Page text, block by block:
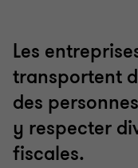
Les
transportent
des
y respecter
fiscales.